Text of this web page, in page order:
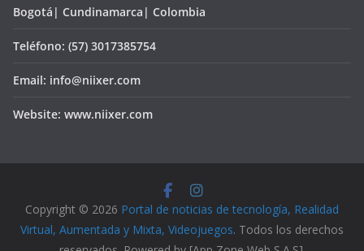
Bogotá| Cundinamarca| Colombia
Teléfono: (57) 3017385754
Email: info@niixer.com
Website: www.niixer.com
Copyright © 2026 Portal de noticias de tecnología, Realidad
Virtual, Aumentada y Mixta, Videojuegos. Todos los derechos